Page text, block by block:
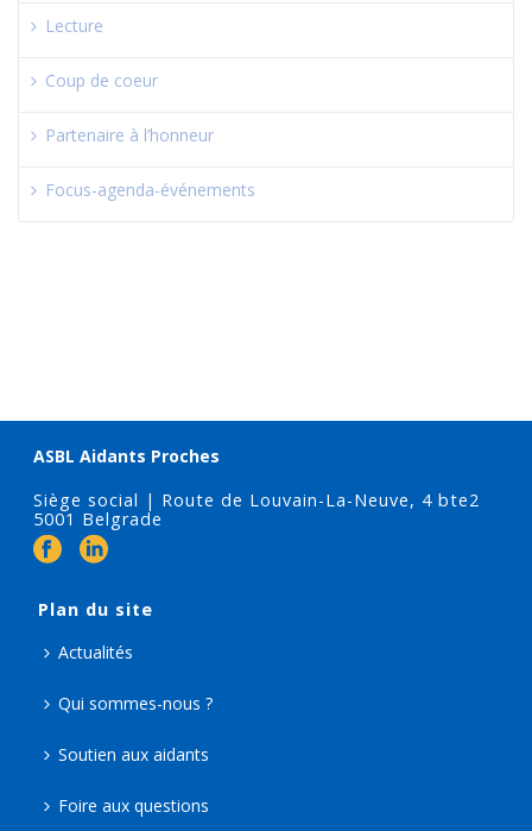
Lecture
Coup de coeur
Partenaire à l’honneur
Focus-agenda-événements
ASBL Aidants Proches
Siège social | Route de Louvain-La-Neuve, 4 bte2
5001 Belgrade
Plan du site
Actualités
Qui sommes-nous ?
Soutien aux aidants
Foire aux questions